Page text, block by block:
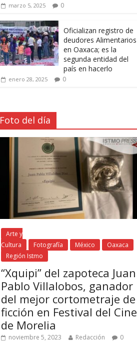
marzo 5, 2025 0
Oficializan registro de
deudores Alimentarios
en Oaxaca; es la
segunda entidad del
país en hacerlo
enero 28, 2025 0
Foto del día
Arte y
Cultura
Fotografía México
Oaxaca
Región Istmo
“Xquipi” del zapoteca Juan
Pablo Villalobos, ganador
del mejor cortometraje de
ficción en Festival del Cine
de Morelia
noviembre 5, 2023 Redacción 0